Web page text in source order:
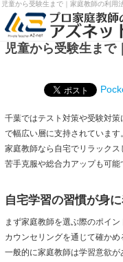
児童から受験生まで｜家庭教師の利用
児童から受験生まで
千葉ではテスト対策や受験対
で幅広い層に支持されています。
家庭教師なら自宅でリラック
苦手克服や総合力アップも可能
自宅学習の習慣が身に
まず家庭教師を選ぶ際のポイ
カウンセリングを通じて確かめ
一般的に家庭教師は学習意欲